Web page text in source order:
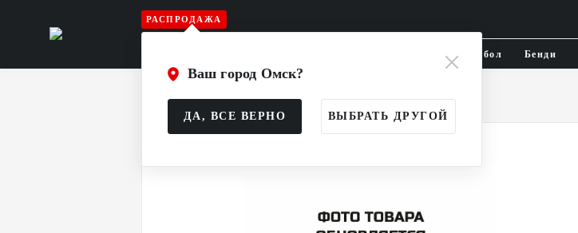
РАСПРОДАЖА
Флорбол Бенди
Ваш город Омск?
ДА, ВСЕ ВЕРНО ВЫБРАТЬ ДРУГОЙ
Главная Каталог Треннинг Тренажёры